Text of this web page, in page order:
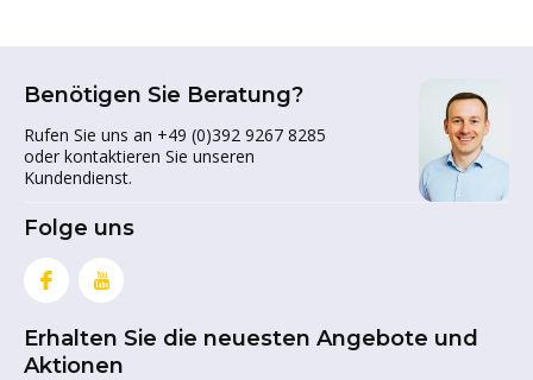
Benötigen Sie Beratung?
Rufen Sie uns an +49 (0)392 9267 8285
oder kontaktieren Sie unseren
Kundendienst.
Folge uns
Erhalten Sie die neuesten Angebote und
Aktionen